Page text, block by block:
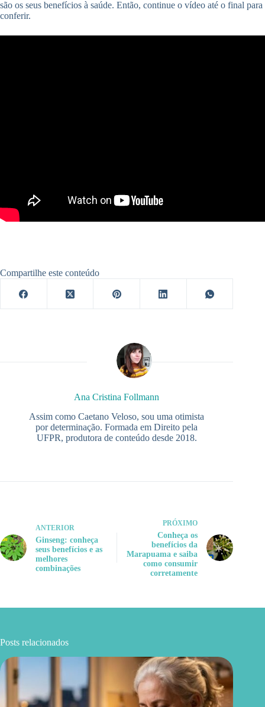
são os seus benefícios à saúde. Então, continue o vídeo até o final para
conferir.
Compartilhe este conteúdo
Ana Cristina Follmann
Assim como Caetano Veloso, sou uma otimista
por determinação. Formada em Direito pela
UFPR, produtora de conteúdo desde 2018.
ANTERIOR
Ginseng: conheça
seus benefícios e as
melhores
combinações
PRÓXIMO
Conheça os
benefícios da
Marapuama e saiba
como consumir
corretamente
Posts relacionados